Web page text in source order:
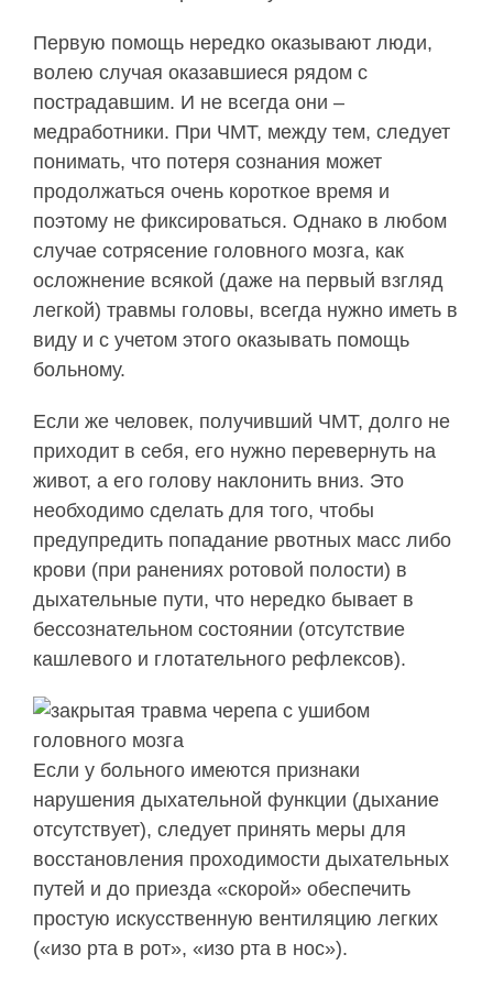
Первую помощь нередко оказывают люди,
волею случая оказавшиеся рядом с
пострадавшим. И не всегда они –
медработники. При ЧМТ, между тем, следует
понимать, что потеря сознания может
продолжаться очень короткое время и
поэтому не фиксироваться. Однако в любом
случае сотрясение головного мозга, как
осложнение всякой (даже на первый взгляд
легкой) травмы головы, всегда нужно иметь в
виду и с учетом этого оказывать помощь
больному.
Если же человек, получивший ЧМТ, долго не
приходит в себя, его нужно перевернуть на
живот, а его голову наклонить вниз. Это
необходимо сделать для того, чтобы
предупредить попадание рвотных масс либо
крови (при ранениях ротовой полости) в
дыхательные пути, что нередко бывает в
бессознательном состоянии (отсутствие
кашлевого и глотательного рефлексов).
Если у больного имеются признаки
нарушения дыхательной функции (дыхание
отсутствует), следует принять меры для
восстановления проходимости дыхательных
путей и до приезда «скорой» обеспечить
простую искусственную вентиляцию легких
(«изо рта в рот», «изо рта в нос»).